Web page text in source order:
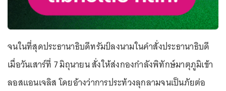
จนในที่สุดประธานาธิบดีทรัมป์ลงนามในคำสั่งประธานาธิบดี
เมื่อวันเสาร์ที่ 7 มิถุนายน สั่งให้ส่งกองกำลังพิทักษ์มาตุภูมิเข้า
ลอสแอนเจลิส โดยอ้างว่าการประท้วงลุกลามจนเป็นภัยต่อ